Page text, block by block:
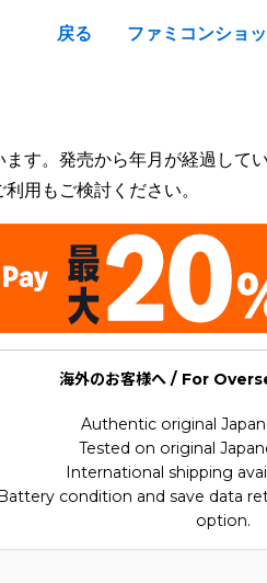
戻る ファミコンショ
す。発売から年月が経過して
利用もご検討ください。
海外のお客様へ / For
Authentic original
Tested on original
International shipping
condition and save data
option.